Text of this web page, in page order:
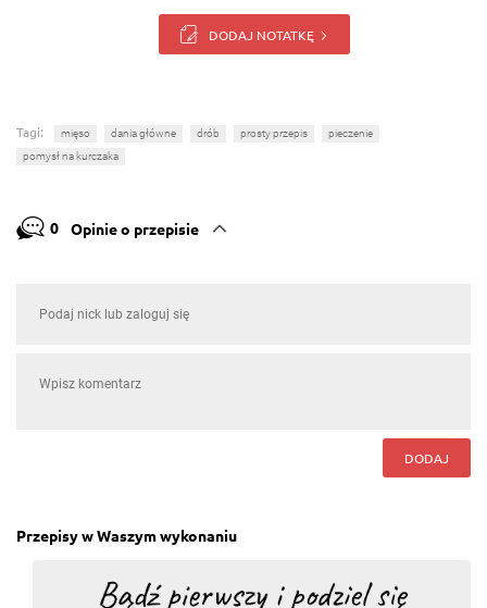
DODAJ NOTATKĘ
Tagi: mięso dania główne drób prosty przepis
pieczenie
pomysł na kurczaka
0 Opinie o przepisie
DODAJ
Przepisy w Waszym wykonaniu